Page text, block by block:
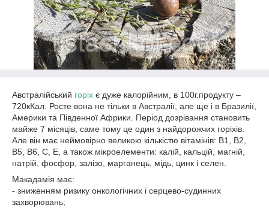
Австралійський горіх є дуже калорійним, в 100г.продукту –
720кКал. Росте вона не тільки в Австралії, але ще і в Бразилії,
Америки та Південної Африки. Період дозрівання становить
майже 7 місяців, саме тому це один з найдорожчих горіхів.
Але він має неймовірно великою кількістю вітамінів: В1, В2,
В5, В6, С, Е, а також мікроелементи: калій, кальцій, магній,
натрій, фосфор, залізо, марганець, мідь, цинк і селен.
Макадамія має:
- зниженням ризику онкологічних і серцево-судинних
захворювань;